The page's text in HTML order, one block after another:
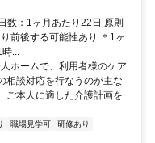
数：1ヶ月あたり22日 原則
前後する可能性あり ＊1ヶ
...
ホームで、利用者様のケア
相談対応を行なうのが主な
ご本人に適した介護計画を
職場見学可
研修あり